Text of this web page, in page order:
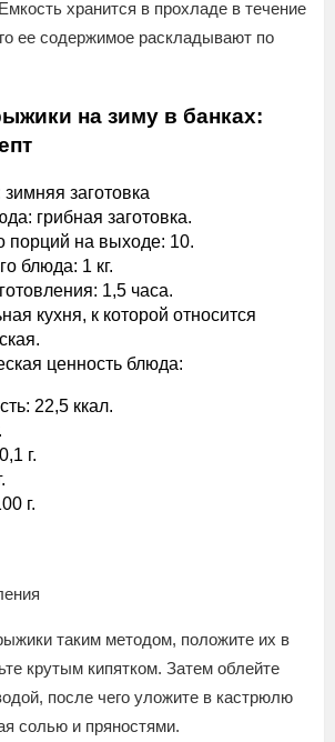
хранится в прохладе в течение
ее содержимое раскладывают по
на зиму в банках:
заготовка
грибная заготовка.
порций на выходе: 10.
блюда: 1 кг.
1,5 часа.
кухня, к которой относится
ценность блюда:
22,5 ккал.
г.
г.
таким методом, положите их в
крутым кипятком. Затем облейте
после чего уложите в кастрюлю
солью и пряностями.